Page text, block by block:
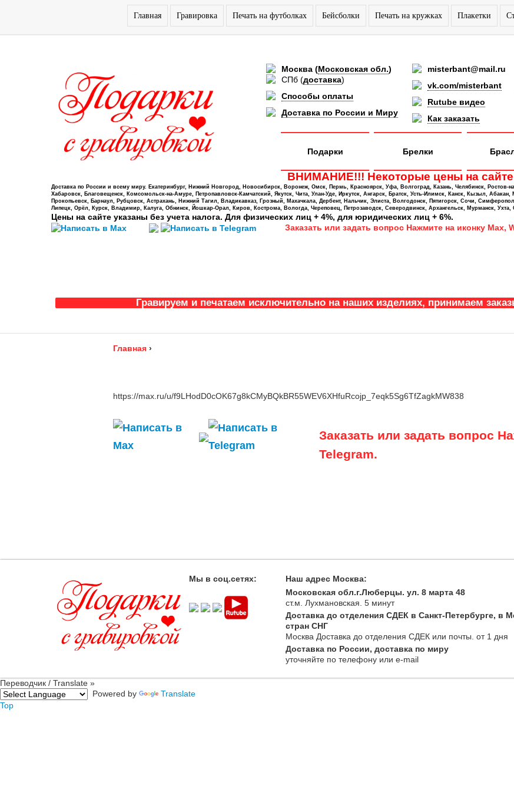
Главная Гравировка Печать на футболках Бейсболки Печать на кружках Плакетки
Москва (Московская обл.)
СПб (доставка)
Способы оплаты
Доставка по России и Миру
misterbant@mail.ru
vk.com/misterbant
Rutube видео
Как заказать
Брелки
Подарки
ВНИМАНИЕ!!! Некоторые цены на сайте
Доставка по России и всему миру. Екатеринбург, Нижний Новгород, Новосибирск, Воронеж, Омск, Пермь, Красноярск, Уфа, Волгоград, Казань, Челябинск, Ростов-
Хабаровск, Благовещенск, Комсомольск-на-Амуре, Петропавловск-Камчатский, Якутск, Чита, Улан-Уде, Иркутск, Ангарск, Братск, Усть-Илимск, Канск, Кызыл,
Прокопьевск, Барнаул, Рубцовск, Астрахань, Нижний Тагил, Владикавказ, Грозный, Махачкала, Дербент, Нальчик, Элиста, Волгодонск, Пятигорск, Сочи,
Липецк, Орёл, Курск, Владимир, Калуга, Обнинск, Йошкар-Орал, Киров, Кострома, Вологда, Череповец, Петрозаводск, Северодвинск, Архангельск, Мурманск,
Цены на сайте указаны без учета налога. Для физических лиц + 4%, для юридических лиц + 6%.
Заказать или задать вопрос Нажмите на иконку Max,
Гравируем и печатаем исключительно на наших изделиях, принимаем
Главная ›
https://max.ru/u/f9LHodD0cOK67g8kCMyBQkBR55WEV6XHfuRcojp_7eqk5Sg6TfZagkMW838
Заказать или задать вопрос
Telegram.
Мы в соц.сетях:
Наш адрес Москва:
Московская обл.г.Люберцы. ул. 8 марта 48
ст.м. Лухмановская. 5 минут
Доставка до отделения СДЕК в Санкт-Петербурге, в
стран СНГ
Москва Доставка до отделения СДЕК или почты . от 1 дня
Доставка по России, доставка по миру
уточняйтепо телефонуили e-mail
Переводчик / Translate »
Powered by
Translate
Top